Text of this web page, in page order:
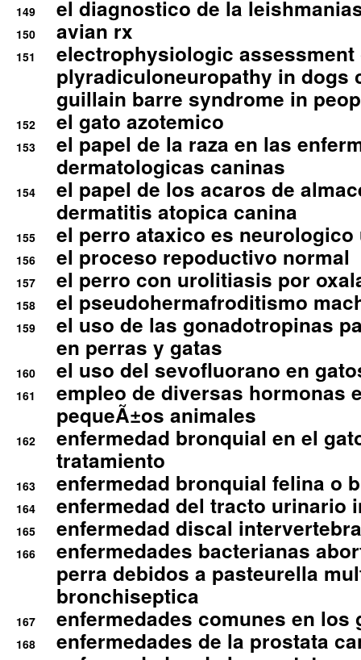
149 el diagnostico de la
150 avian rx
151
electrophysiologic assessment
plyradiculoneuropathy in dogs
guillain barre syndrome in
152 el gato azotemico
153
el papel de la raza en las
dermatologicas caninas
154
el papel de los acaros de
dermatitis atopica canina
155 el perro ataxico es
156 el proceso repoductivo normal
157 el perro con urolitiasis por
158 el pseudohermafroditismo
159
el uso de las gonadotropinas
en perras y gatas
160 el uso del sevofluorano en
161
empleo de diversas hormonas
pequeÃ±os animales
162
enfermedad bronquial en el
tratamiento
163 enfermedad bronquial felina o
164 enfermedad del tracto urinario
165 enfermedad discal
166
enfermedades bacterianas
perra debidos a pasteurella
bronchiseptica
167 enfermedades comunes en los
168 enfermedades de la prostata